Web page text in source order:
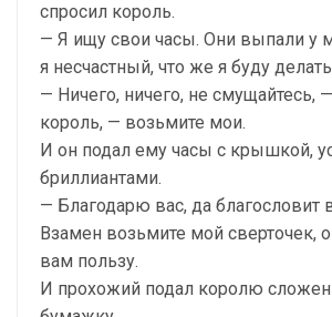
спросил король.
— Я ищу свои часы. Они выпали у
я несчастный, что же я буду
— Ничего, ничего, не смущайтесь,
король, — возьмите мои.
И он подал ему часы с крышкой,
бриллиантами.
— Благодарю вас, да благословит
Взамен возьмите мой сверточек,
вам пользу.
И прохожий подал королю